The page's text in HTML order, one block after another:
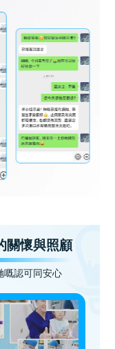
關懷與照顧
嘅認可同安心